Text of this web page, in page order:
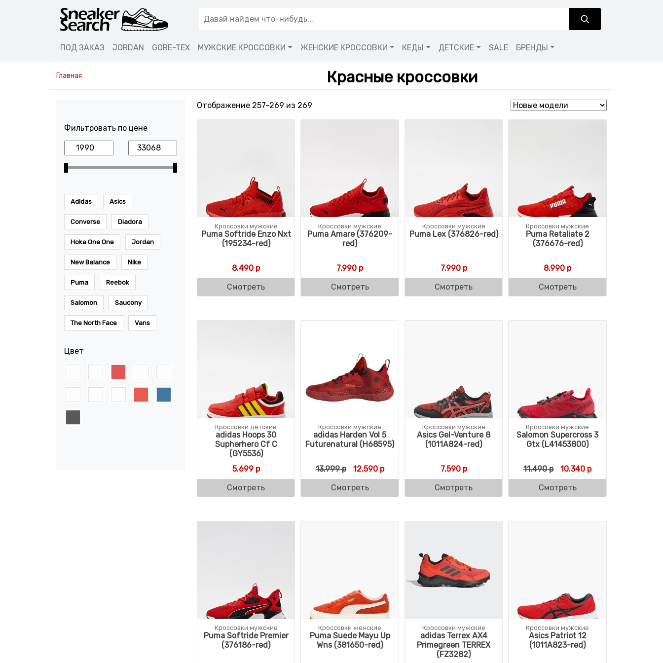
ПОД ЗАКАЗ JORDAN GORE-TEX МУЖСКИЕ КРОССОВКИ ЖЕНСКИЕ КРОССОВКИ КЕДЫ ДЕТСКИЕ SALE БРЕНДЫ
Главная Красные кроссовки
Отображение 257–269 из 269
Кроссовки мужские
Puma Softride Enzo Nxt
(195234-red)
8.490 р
Смотреть
Кроссовки мужские
Puma Amare (376209-
red)
7.990 р
Смотреть
Кроссовки мужские
Puma Lex (376826-red)
7.990р
Смотреть
Кроссовки мужские
Puma Retaliate 2
(376676-red)
8.990 р
Смотреть
Кроссовки детские
adidas Hoops 30
Supherhero Cf C
(GY5536)
5.699р
Смотреть
Кроссовки мужские
adidas Harden Vol 5
Futurenatural (H68595)
13.999р Первоначальная цена составляла 13.999 р.
12.590рТекущая цена: 12.590 р.
Смотреть
Кроссовки мужские
Asics Gel-Venture 8
(1011A824-red)
7.590р
Смотреть
Кроссовки мужские
Salomon Supercross 3
Gtx (L41453800)
11.490р Первоначальная цена
10.340 рТекущая цена:
Смотреть
Кроссовки мужские
Puma Softride Premier
(376186-red)
Кроссовки женские
Puma Suede Mayu Up
Wns (381650-red)
Кроссовки мужские
adidas Terrex AX4
Primegreen TERREX
(FZ3282)
Кроссовки мужские
Asics Patriot 12
(1011A823-red)
Фильтровать по цене
Adidas Asics
Converse Diadora
Hoka One One Jordan
New Balance Nike
Puma Reebok
Salomon Saucony
The North Face Vans
Цвет